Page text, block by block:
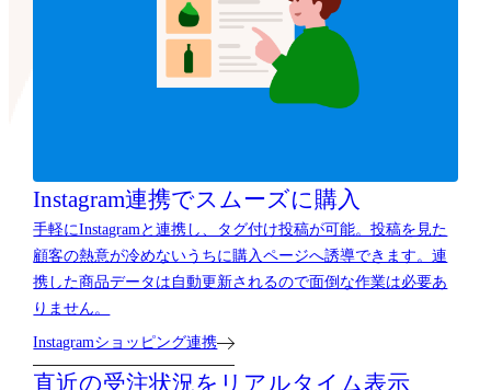
Instagram連携でスムーズに購入
手軽にInstagramと連携し、タグ付け投稿が可能。投稿を見た
顧客の熱意が冷めないうちに購入ページへ誘導できます。連
携した商品データは自動更新されるので面倒な作業は必要あ
りません。
Instagramショッピング連携
直近の受注状況をリアルタイム表示